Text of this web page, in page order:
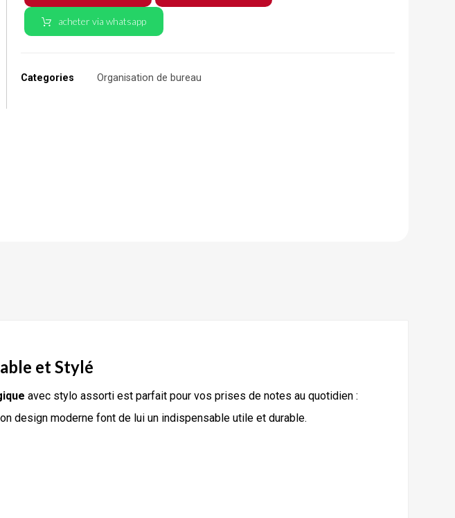
acheter via whatsapp
Categories Organisation de bureau
et Stylé
avec stylo assorti est parfait pour vos prises de notes au quotidien :
design moderne font de lui un indispensable utile et durable.